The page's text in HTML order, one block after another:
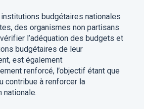
budgétaires nationales
des organismes non partisans
l’adéquation des budgets et
budgétaires de leur
est également
renforcé, l’objectif étant que
contribue à renforcer la
nationale.